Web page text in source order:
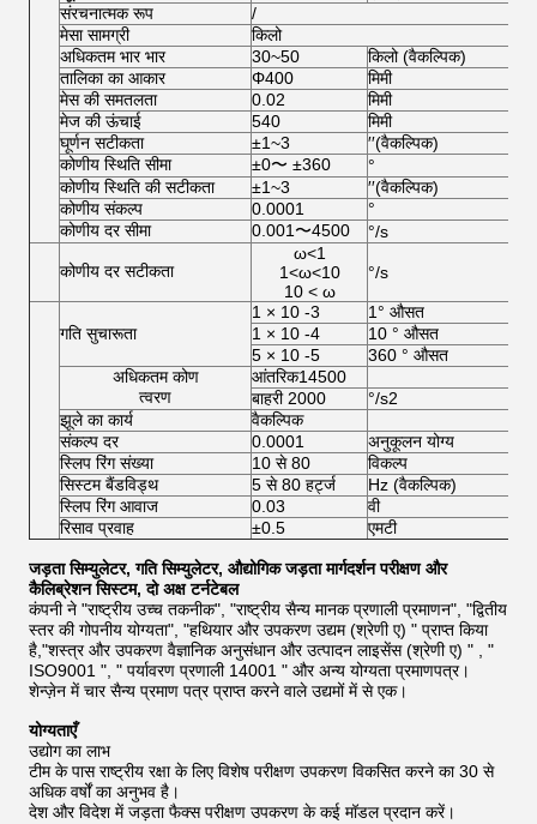
संरचनात्मक रूप
/
मेसा सामग्री
किलो
अधिकतम भार भार
30~50
किलो (वैकल्पिक)
तालिका का आकार
Φ400
मिमी
मेस की समतलता
0.02
मिमी
मेज की ऊंचाई
540
मिमी
घूर्णन सटीकता
±1~3
′′(वैकल्पिक)
कोणीय स्थिति सीमा
±0〜 ±360
°
कोणीय स्थिति की सटीकता
±1~3
′′(वैकल्पिक)
कोणीय संकल्प
0.0001
°
कोणीय दर सीमा
0.001〜4500 °/s
कोणीय दर सटीकता
ω<1
1<ω<10
10 < ω
°/s
गति सुचारूता
1 × 10 -3
1° औसत
1 × 10 -4
10 ° औसत
5 × 10 -5
360 ° औसत
अधिकतम कोण
त्वरण
आंतरिक14500
बाहरी 2000
°/s2
झूले का कार्य
वैकल्पिक
संकल्प दर
0.0001
अनुकूलन योग्य
स्लिप रिंग संख्या
10 से 80
विकल्प
सिस्टम बैंडविड्थ
5 से 80 हर्ट्ज
Hz (वैकल्पिक)
स्लिप रिंग आवाज
0.03
वी
रिसाव प्रवाह
±0.5 एमटी
जड़ता सिम्युलेटर, गति सिम्युलेटर, औद्योगिक जड़ता मार्गदर्शन परीक्षण और
कैलिब्रेशन सिस्टम, दो अक्ष टर्नटेबल
कंपनी ने "राष्ट्रीय उच्च तकनीक", "राष्ट्रीय सैन्य मानक प्रणाली प्रमाणन", "द्वितीय
स्तर की गोपनीय योग्यता", "हथियार और उपकरण उद्यम (श्रेणी ए) " प्राप्त किया
है,"शस्त्र और उपकरण वैज्ञानिक अनुसंधान और उत्पादन लाइसेंस (श्रेणी ए) " , "
ISO9001 ", " पर्यावरण प्रणाली 14001 " और अन्य योग्यता प्रमाणपत्र।
शेन्ज़ेन में चार सैन्य प्रमाण पत्र प्राप्त करने वाले उद्यमों में से एक।
योग्यताएँ
उद्योग का लाभ
टीम के पास राष्ट्रीय रक्षा के लिए विशेष परीक्षण उपकरण विकसित करने का 30 से
अधिक वर्षों का अनुभव है।
देश और विदेश में जड़ता फैक्स परीक्षण उपकरण के कई मॉडल प्रदान करें।